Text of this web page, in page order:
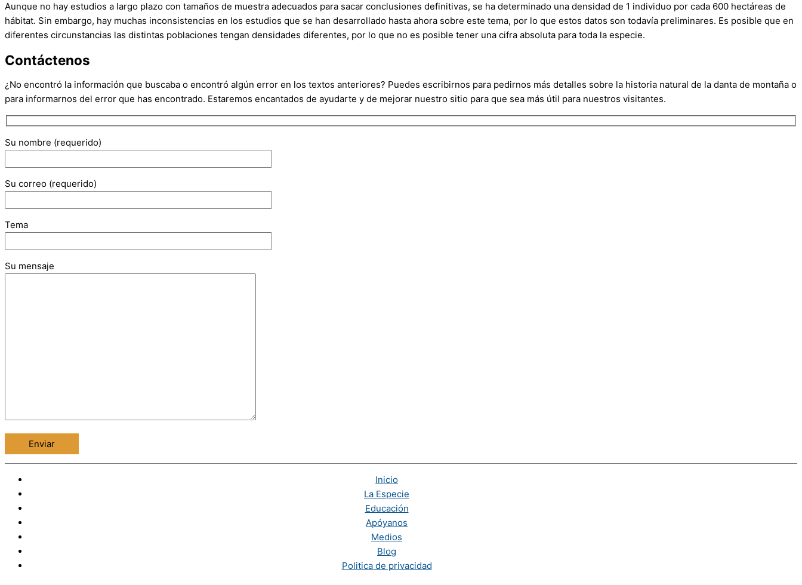
Aunque no hay estudios a largo plazo con tamaños de muestra adecuados para sacar conclusiones definitivas, se ha determinado una densidad de 1 individuo por cada 600 hectáreas de
hábitat. Sin embargo, hay muchas inconsistencias en los estudios que se han desarrollado hasta ahora sobre este tema, por lo que estos datos son todavía preliminares. Es posible que en
diferentes circunstancias las distintas poblaciones tengan densidades diferentes, por lo que no es posible tener una cifra absoluta para toda la especie.
Contáctenos
¿No encontró la información que buscaba o encontró algún error en los textos anteriores? Puedes escribirnos para pedirnos más detalles sobre la historia natural de la danta de montaña o
para informarnos del error que has encontrado. Estaremos encantados de ayudarte y de mejorar nuestro sitio para que sea más útil para nuestros visitantes.
Su nombre (requerido)
Su correo (requerido)
Tema
Su mensaje
Inicio
La Especie
Educación
Apóyanos
Medios
Blog
Politica de privacidad